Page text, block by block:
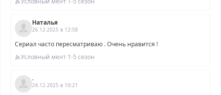
Наталья
26.12.2025 в 12:58
Сериал часто пересматриваю . Очень нравится !
Условный мент 1-5 сезон
.
24.12.2025 в 10:21